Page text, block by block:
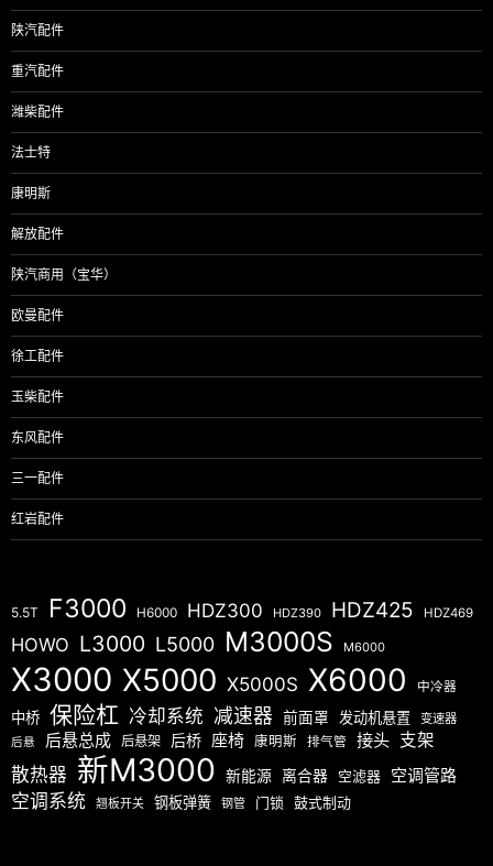
陕汽配件
重汽配件
潍柴配件
法士特
康明斯
解放配件
陕汽商用（宝华）
欧曼配件
徐工配件
玉柴配件
东风配件
三一配件
红岩配件
5.5T F3000 H6000 HDZ300 HDZ390 HDZ425 HDZ469
HOWO L3000 L5000 M3000S M6000
X3000 X5000 X5000S X6000 中冷器
中桥 保险杠 冷却系统 减速器 前面罩 发动机悬置 变速器
后悬 后悬总成 后悬架 后桥 座椅 康明斯 排气管 接头 支架
散热器 新M3000 新能源 离合器 空滤器 空调管路
空调系统 翘板开关 钢板弹簧 钢管 门锁 鼓式制动